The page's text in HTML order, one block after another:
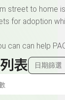
street to home
for adoption
can can help
表 日期篩選